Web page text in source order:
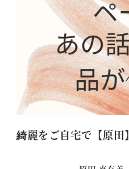
綺麗をご自宅で【原田】